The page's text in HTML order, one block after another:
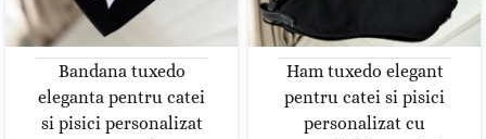
Bandana tuxedo
eleganta pentru catei
si pisici personalizat
Ham tuxedo elegant
pentru catei si pisici
personalizat cu